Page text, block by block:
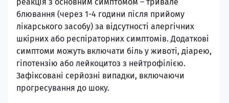
реакція з основним симптомом – тривале
блювання (через 1-4 години після прийому
лікарського засобу) за відсутності алергічних
шкірних або респіраторних симптомів. Додаткові
симптоми можуть включати біль у животі, діарею,
гіпотензію або лейкоцитоз з нейтрофілією.
Зафіксовані серйозні випадки, включаючи
прогресування до шоку.